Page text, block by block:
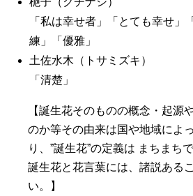
「私は幸せ者」「とても幸せ」
練」「優雅」
土佐水木（トサミズキ）
「清楚」
【誕生花そのものの概念・起源
のか等その由来は国や地域によ
り、”誕生花”の定義は まちまちで
誕生花と花言葉には、諸説ある
い。】